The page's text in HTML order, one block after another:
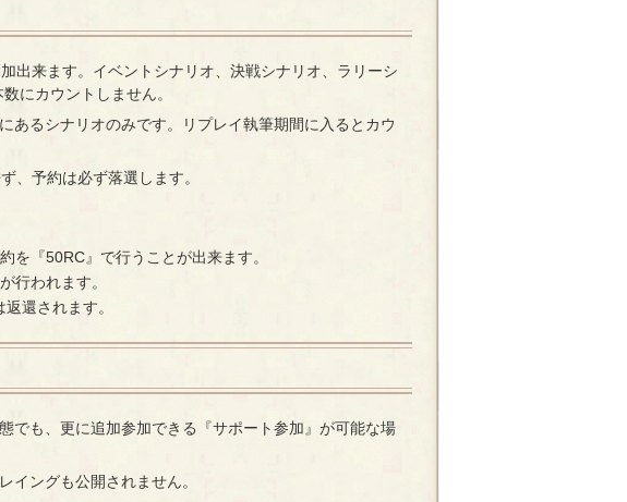
出来ます。イベントシナリオ、決戦シナリオ、ラリーシ
にカウントしません。
あるシナリオのみです。リプレイ執筆期間に入るとカウ
、予約は必ず落選します。
『50RC』で行うことが出来ます。
われます。
還されます。
でも、更に追加参加できる『サポート参加』が可能な場
イングも公開されません。